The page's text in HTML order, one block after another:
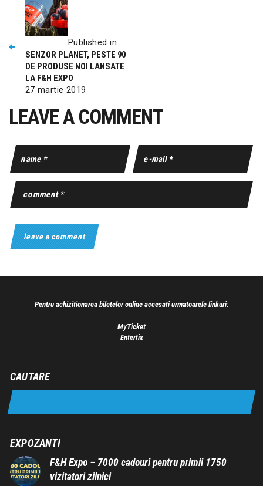
Published in
SENZOR PLANET, PESTE 90
DE PRODUSE NOI LANSATE
LA F&H EXPO
27 martie 2019
LEAVE A COMMENT
Pentru achizitionarea biletelor online accesati urmatoarele linkuri:
MyTicket
Entertix
CAUTARE
EXPOZANTI
F&H Expo – 7000 cadouri pentru primii 1750
vizitatori zilnici